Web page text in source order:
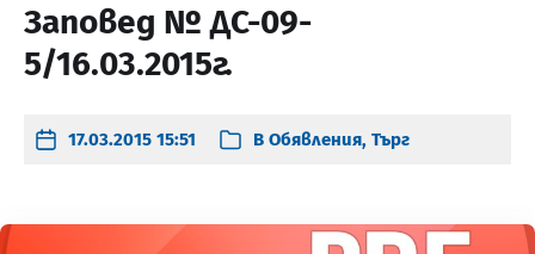
Заповед № ДС-09-
5/16.03.2015г.
17.03.2015 15:51 В Обявления, Търг